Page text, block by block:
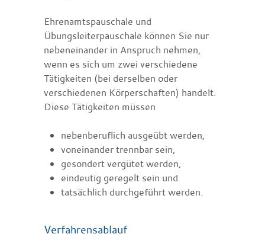
Ehrenamtspauschale und
Übungsleiterpauschale können Sie nur
nebeneinander in Anspruch nehmen,
wenn es sich um zwei verschiedene
Tätigkeiten (bei derselben oder
verschiedenen Körperschaften) handelt.
Diese Tätigkeiten müssen
nebenberuflich ausgeübt werden,
voneinander trennbar sein,
gesondert vergütet werden,
eindeutig geregelt sein und
tatsächlich durchgeführt werden.
Verfahrensablauf